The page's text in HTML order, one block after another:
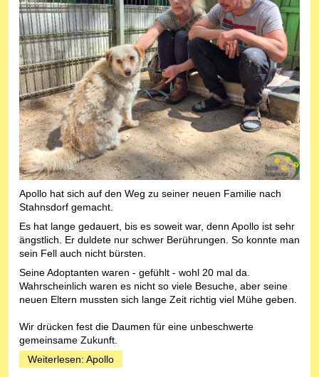
Apollo hat sich auf den Weg zu seiner neuen Familie nach
Stahnsdorf gemacht.
Es hat lange gedauert, bis es soweit war, denn Apollo ist sehr
ängstlich. Er duldete nur schwer Berührungen. So konnte man
sein Fell auch nicht bürsten.
Seine Adoptanten waren - gefühlt - wohl 20 mal da.
Wahrscheinlich waren es nicht so viele Besuche, aber seine
neuen Eltern mussten sich lange Zeit richtig viel Mühe geben.
Wir drücken fest die Daumen für eine unbeschwerte
gemeinsame Zukunft.
Weiterlesen: Apollo